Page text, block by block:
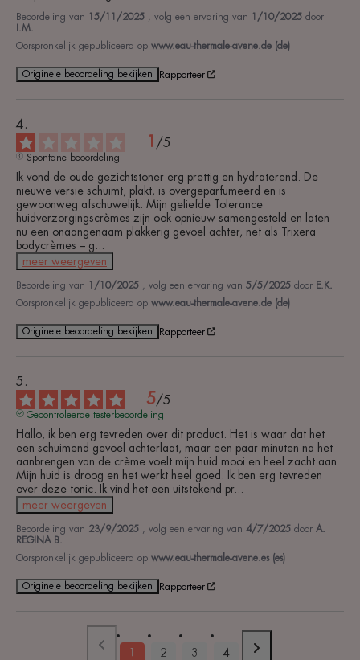
Beoordeling van 15/11/2025 , volg een ervaring van 1/10/2025 door
I.M.
Oorspronkelijk gepubliceerd op www.eau-thermale-avene.de (de)
Originele beoordeling bekijken Rapporteer
1 /5
Spontane beoordeling
Ik vond de oude gezichtstoner erg prettig en hydraterend. De
nieuwe versie schuimt, plakt, is overgeparfumeerd en is
gewoonweg afschuwelijk. Mijn geliefde Tolerance
huidverzorgingscrèmes zijn ook opnieuw samengesteld en laten
nu een onaangenaam plakkerig gevoel achter, net als Trixera
bodycrèmes – g
meer weergeven
Beoordeling van 1/10/2025 , volg een ervaring van 5/5/2025 door E.K.
Oorspronkelijk gepubliceerd op www.eau-thermale-avene.de (de)
Originele beoordeling bekijken Rapporteer
5/5
Gecontroleerde testerbeoordeling
Hallo, ik ben erg tevreden over dit product. Het is waar dat het
een schuimend gevoel achterlaat, maar een paar minuten na het
aanbrengen van de crème voelt mijn huid mooi en heel zacht aan.
Mijn huid is droog en het werkt heel goed. Ik ben erg tevreden
over deze tonic. Ik vind het een uitstekend pr...
meer weergeven
Beoordeling van 23/9/2025 , volg een ervaring van 4/7/2025 door A.
REGINA B.
Oorspronkelijk gepubliceerd op www.eau-thermale-avene.es (es)
Originele beoordeling bekijken Rapporteer
2 3 4